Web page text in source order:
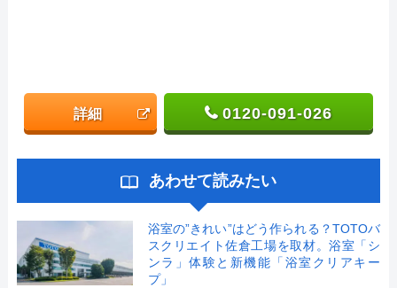
詳細 0120-091-026
あわせて読みたい
浴室の”きれい”はどう作られる？TOTOバ
スクリエイト佐倉工場を取材。浴室「シ
ンラ」体験と新機能「浴室クリアキー
プ」